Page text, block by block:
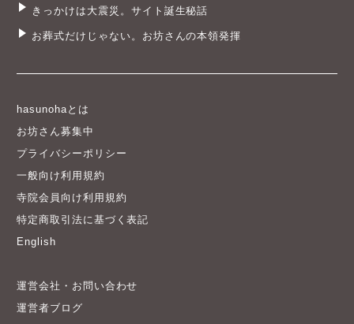
お葬式だけじゃない。お坊さんの本領発揮
お坊さん募集中
プライバシーポリシー
一般向け利用規約
寺院会員向け利用規約
特定商取引法に基づく表記
English
運営者ブログ